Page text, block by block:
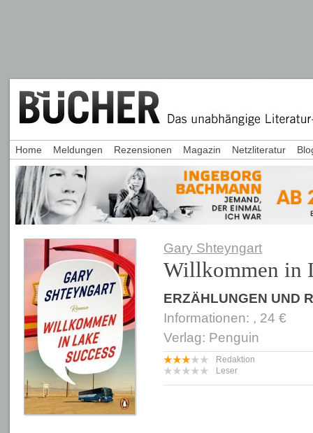
Gary Shteyngart
Willkommen in
ERZÄHLUNGEN UND
Informationen: , 24 €
Verlag: Penguin
Redaktion
Leser
Home Meldungen Rezensionen Magazin Netzliteratur